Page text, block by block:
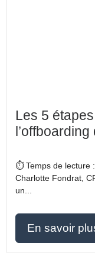
Les 5
⏱️ Temps de lecture
Charlotte Fondrat,
un...
En savoir